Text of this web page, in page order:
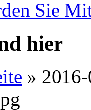
Sie
hier
»